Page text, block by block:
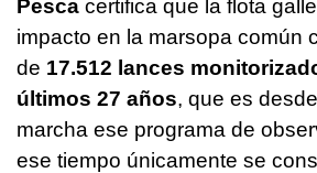
Pesca certifica que la flota
impacto en la marsopa común
de 17.512 lances
últimos 27 años, que es
marcha ese programa de
ese tiempo únicamente se